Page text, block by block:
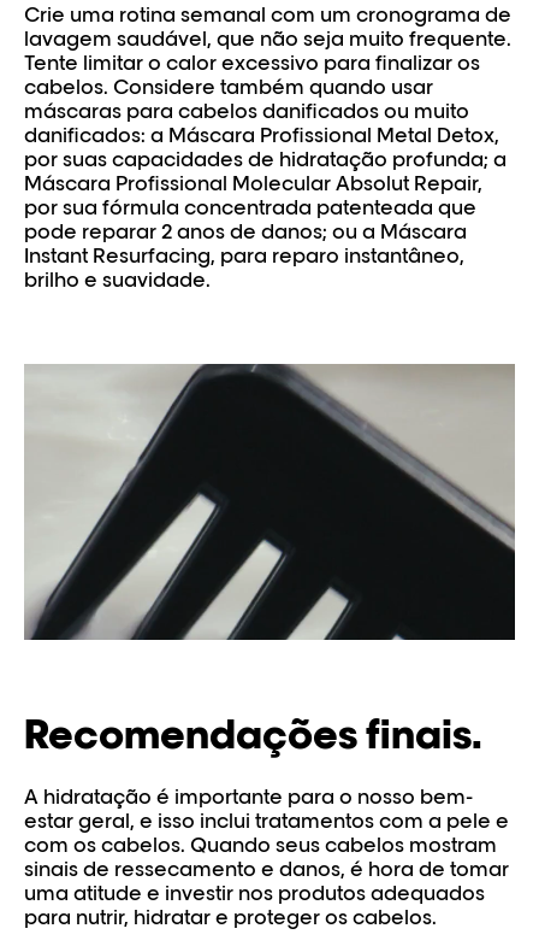
Crie uma rotina semanal com um cronograma de
lavagem saudável, que não seja muito frequente.
Tente limitar o calor excessivo para finalizar os
cabelos. Considere também quando usar
máscaras para cabelos danificados ou muito
danificados: a Máscara Profissional Metal Detox,
por suas capacidades de hidratação profunda; a
Máscara Profissional Molecular Absolut Repair,
por sua fórmula concentrada patenteada que
pode reparar 2 anos de danos; ou a Máscara
Instant Resurfacing, para reparo instantâneo,
brilho e suavidade.
Recomendações finais.
A hidratação é importante para o nosso bem-
estar geral, e isso inclui tratamentos com a pele e
com os cabelos. Quando seus cabelos mostram
sinais de ressecamento e danos, é hora de tomar
uma atitude e investir nos produtos adequados
para nutrir, hidratar e proteger os cabelos.